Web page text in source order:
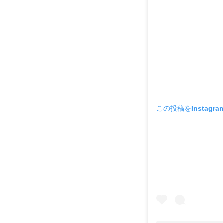
この投稿を